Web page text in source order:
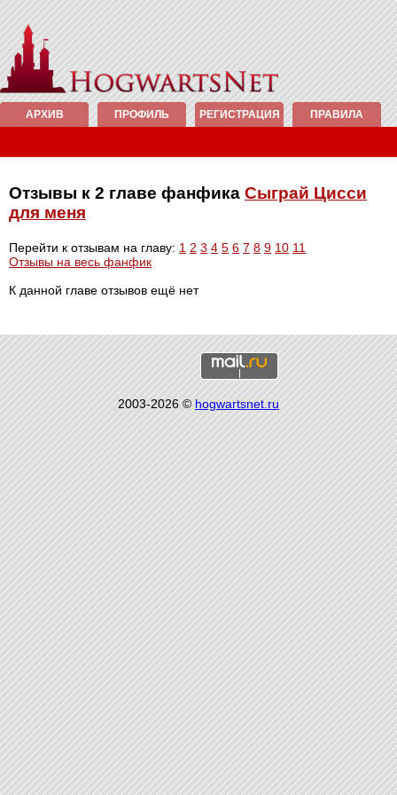
АРХИВ ПРОФИЛЬ РЕГИСТРАЦИЯ ПРАВИЛА
Отзывы к 2 главе фанфика Сыграй Цисси
для меня
Перейти к отзывам на главу: 1 2 3 4 5 6 7 8 9 10 11
Отзывы на весь фанфик
К данной главе отзывов ещё нет
2003-2026 ©hogwartsnet.ru